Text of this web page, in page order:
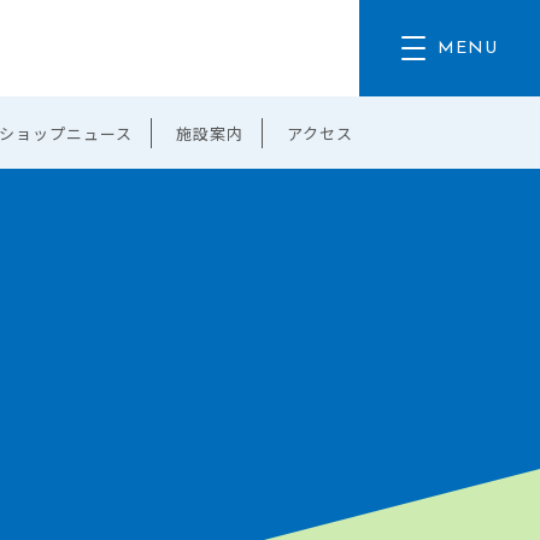
ョップニュース 施設案内 アクセス